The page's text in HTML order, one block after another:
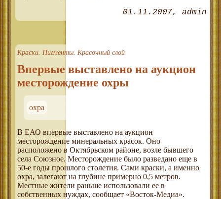
01.11.2007 admin
Краски. Пигменты. Красочный слой
Впервые выставлено на аукцион
месторождение охры
охра
В ЕАО впервые выставлено на аукцион
месторождение минеральных красок. Оно
расположено в Октябрьском районе, возле бывшего
села Союзное. Месторождение было разведано еще в
50-е годы прошлого столетия. Сами краски, а именно
охра, залегают на глубине примерно 0,5 метров.
Местные жители раньше использовали ее в
собственных нуждах, сообщает «Восток-Медиа».